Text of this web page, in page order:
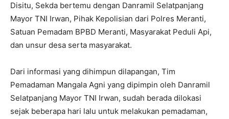
Disitu, Sekda bertemu dengan Danramil Selatpanjang
Mayor TNI Irwan, Pihak Kepolisian dari Polres Meranti,
Satuan Pemadam BPBD Meranti, Masyarakat Peduli Api,
dan unsur desa serta masyarakat.
Dari informasi yang dihimpun dilapangan, Tim
Pemadaman Mangala Agni yang dipimpin oleh Danramil
Selatpanjang Mayor TNI Irwan, sudah berada dilokasi
sejak beberapa hari lalu untuk melakukan pemadaman,